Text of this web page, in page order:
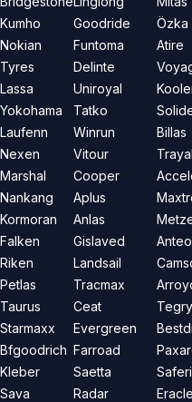
Kumho
Nokian
Tyres
Lassa
Yokohama
Laufenn
Nexen
Marshal
Nankang
Kormoran
Falken
Riken
Petlas
Taurus
Starmaxx
Bfgoodrich
Kleber
Sava
Goodride
Funtoma
Delinte
Uniroyal
Tatko
Winrun
Vitour
Cooper
Aplus
Anlas
Gislaved
Landsail
Tracmax
Ceat
Evergreen
Farroad
Saetta
Radar
Özka
Atire
Billas
Trayal
Anteo
Eracle